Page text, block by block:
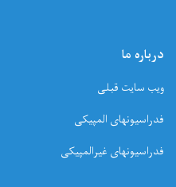
درباره ما
ویب سایت قبلی
فدراسیونهای المپیکی
فدراسیونهای غیرالمپیکی